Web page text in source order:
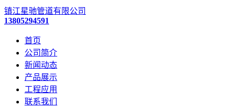
镇江星驰管道有限公司
13805294591
首页
公司简介
新闻动态
产品展示
工程应用
联系我们